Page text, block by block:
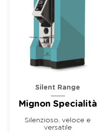
Silent Range
Mignon Specialità
Silenzioso, veloce e
versatile